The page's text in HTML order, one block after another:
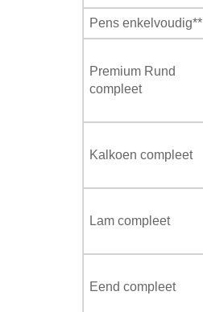
Pens enkelvoudig**
Premium Rund
compleet
Kalkoen compleet
Lam compleet
Eend compleet